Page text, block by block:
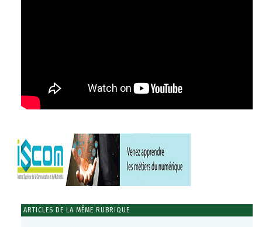
ARTICLES DE LA MÊME RUBRIQUE